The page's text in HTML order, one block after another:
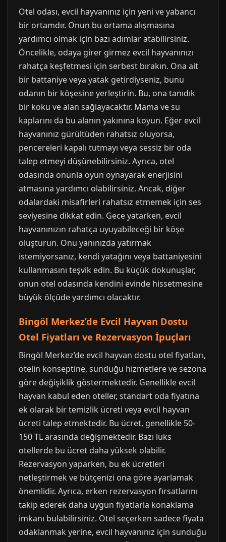
Otel odası, evcil hayvanınız için yeni ve yabancı
bir ortamdır. Onun bu ortama alışmasına
yardımcı olmak için bazı adımlar atabilirsiniz.
Öncelikle, odaya girer girmez evcil hayvanınızı
rahatça keşfetmesi için serbest bırakın. Ona ait
bir battaniye veya yatak getirdiyseniz, bunu
odanın bir köşesine yerleştirin. Bu, ona tanıdık
bir koku ve alan sağlayacaktır. Mama ve su
kaplarını da bu alanın yakınına koyun. Eğer evcil
hayvanınız gürültüden rahatsız oluyorsa,
pencereleri kapalı tutmayı veya sessiz bir oda
talep etmeyi düşünebilirsiniz. Ayrıca, otel
odasında onunla oyun oynayarak enerjisini
atmasına yardımcı olabilirsiniz. Ancak, diğer
odalardaki misafirleri rahatsız etmemek için ses
seviyesine dikkat edin. Gece yatarken, evcil
hayvanınızın rahatça uyuyabileceği bir köşe
oluşturun. Onu yanınızda yatırmak
istemiyorsanız, kendi yatağını veya battaniyesini
kullanmasını teşvik edin. Bu küçük dokunuşlar,
onun otel odasında kendini evinde hissetmesine
büyük ölçüde yardımcı olacaktır.
Bingöl Merkez’de Evcil Hayvan Dostu
Otel Fiyatları ve Rezervasyon İpuçları
Bingöl Merkez’de evcil hayvan dostu otel fiyatları,
otelin konseptine, sunduğu hizmetlere ve sezona
göre değişiklik göstermektedir. Genellikle evcil
hayvan kabul eden oteller, standart oda fiyatına
ek olarak bir temizlik ücreti veya evcil hayvan
ücreti talep etmektedir. Bu ücret, genellikle 50-
150 TL arasında değişmektedir. Bazı lüks
otellerde bu ücret daha yüksek olabilir.
Rezervasyon yaparken, bu ek ücretleri
netleştirmek ve bütçenizi ona göre ayarlamak
önemlidir. Ayrıca, erken rezervasyon fırsatlarını
takip ederek daha uygun fiyatlarla konaklama
imkanı bulabilirsiniz. Otel seçerken sadece fiyata
odaklanmak yerine, evcil hayvanınız için sunduğu